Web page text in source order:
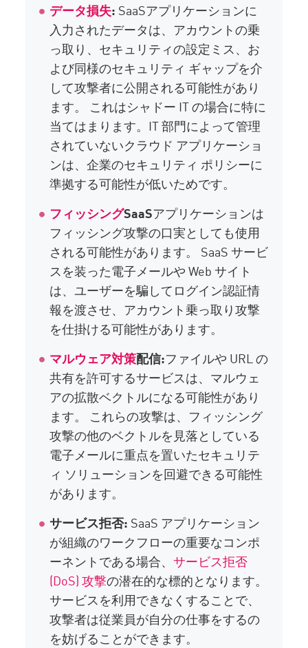
データ損失: SaaSアプリケーションに
入力されたデータは、アカウントの乗
っ取り、セキュリティの設定ミス、お
よび同様のセキュリティ ギャップを介
して攻撃者に公開される可能性があり
ます。 これはシャドー IT の場合に特に
当てはまります。IT 部門によって管理
されていないクラウド アプリケーショ
ンは、企業のセキュリティ ポリシーに
準拠する可能性が低いためです。
フィッシングSaaSアプリケーションは
フィッシング攻撃の口実としても使用
される可能性があります。 SaaS サービ
スを装った電子メールや Web サイト
は、ユーザーを騙してログイン認証情
報を渡させ、アカウント乗っ取り攻撃
を仕掛ける可能性があります。
マルウェア対策配信:ファイルや URL の
共有を許可するサービスは、マルウェ
アの拡散ベクトルになる可能性があり
ます。 これらの攻撃は、フィッシング
攻撃の他のベクトルを見落としている
電子メールに重点を置いたセキュリテ
ィ ソリューションを回避できる可能性
があります。
サービス拒否: SaaS アプリケーション
が組織のワークフローの重要なコンポ
ーネントである場合、サービス拒否
(DoS) 攻撃の潜在的な標的となります。
サービスを利用できなくすることで、
攻撃者は従業員が自分の仕事をするの
を妨げることができます。